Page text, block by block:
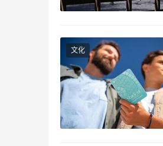
文化